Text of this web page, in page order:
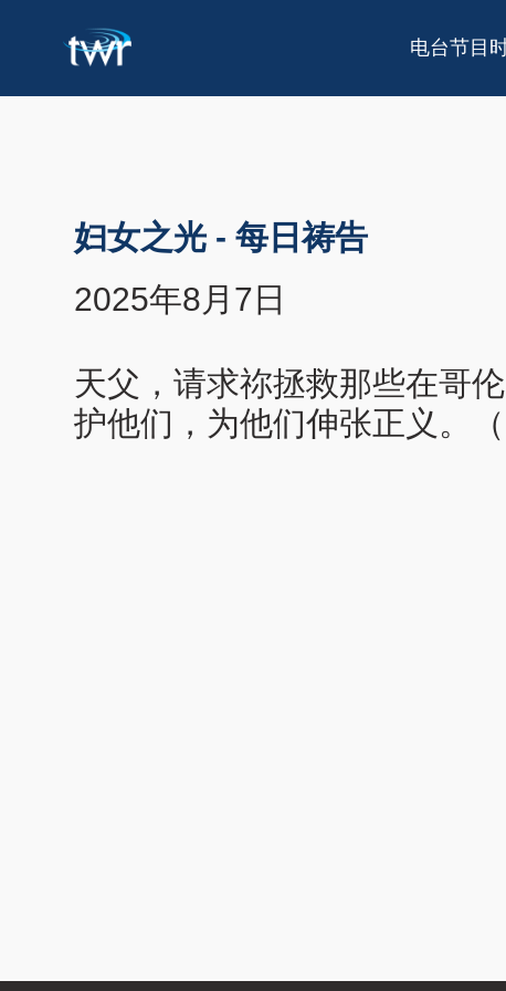
电台节目
妇女之光 - 每日祷告
2025年8月7日
天父，请求祢拯救那些在哥
护他们，为他们伸张正义。